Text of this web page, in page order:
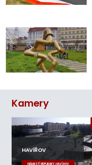
Kamery
HAVÍŘOV
NÁMĚSTÍ REPUBLIKY, HAVÍŘOV